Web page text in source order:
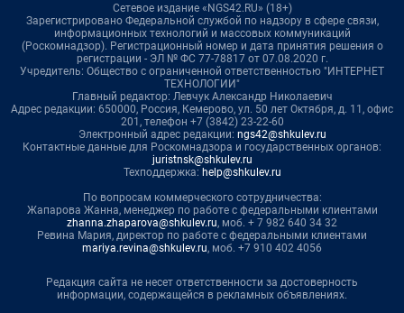
Сетевое издание «NGS42.RU» (18+)
Зарегистрировано Федеральной службой по надзору в сфере связи,
информационных технологий и массовых коммуникаций
(Роскомнадзор). Регистрационный номер и дата принятия решения о
регистрации - ЭЛ № ФС 77-78817 от 07.08.2020 г.
Учредитель: Общество с ограниченной ответственностью "ИНТЕРНЕТ
ТЕХНОЛОГИИ"
Главный редактор: Левчук Александр Николаевич
Адрес редакции: 650000, Россия, Кемерово, ул. 50 лет Октября, д. 11, офис
201, телефон +7 (3842) 23-22-60
Электронный адрес редакции: ngs42@shkulev.ru
Контактные данные для Роскомнадзора и государственных органов:
juristnsk@shkulev.ru
Техподдержка: help@shkulev.ru
По вопросам коммерческого сотрудничества:
Жапарова Жанна, менеджер по работе с федеральными клиентами
zhanna.zhaparova@shkulev.ru, моб. + 7 982 640 34 32
Ревина Мария, директор по работе с федеральными клиентами
mariya.revina@shkulev.ru, моб. +7 910 402 4056
Редакция сайта не несет ответственности за достоверность
информации, содержащейся в рекламных объявлениях.